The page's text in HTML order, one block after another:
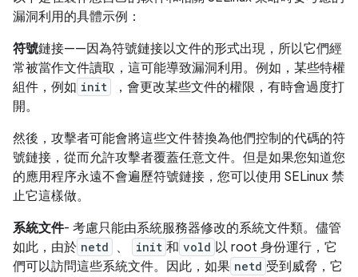
漏洞利用的具體示例：
符號鏈接——因為符號鏈接以文件的形式出現，所以它們經
常被當作文件讀取，這可能導致漏洞利用。例如，某些特權
組件，例如 init
，會更改某些文件的權限，有時會過度打
開。
然後，攻擊者可能會將這些文件替換為他們控制的代碼的符
號鏈接，從而允許攻擊者覆蓋任意文件。但是如果您知道您
的應用程序永遠不會遍歷符號鏈接，您可以使用 SELinux 禁
止它這樣做。
系統文件- 考慮只能由系統服務器修改的系統文件類。儘管
如此，由於 netd 、 init 和 vold 以 root 身份運行，它
們可以訪問這些系統文件。因此，如果 netd 受到威脅，它